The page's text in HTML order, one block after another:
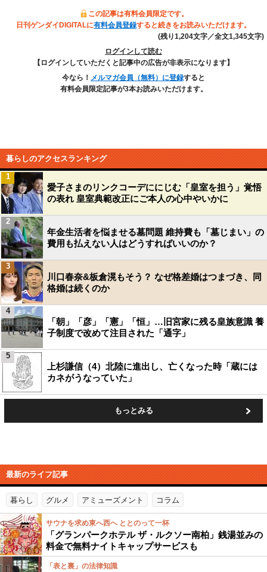
この記事は有料会員限定です。
日刊ゲンダイDIGITALに有料会員登録すると続きをお読みいただけます。
(残り1,204文字／全文1,345文字)
ログインして読む
【ログインしていただくと記事中の広告が非表示になります】
今なら！ メルマガ会員（無料）に登録すると
有料会員限定記事が3本お読みいただけます。
暮らしのアクセスランキング
愛子さまのリンクコーデににじむ「皇室を担う」覚悟
の表れ 皇室典範改正にご本人の心中やいかに
1
年金生活者を悩ませる墓問題 維持費も「墓じまい」の
費用も払えない人はどうすればいいのか？
2
川口春奈&板倉滉もそう？ なぜ格差婚はつまづき、同
格婚は続くのか
3
「朝」「彦」「憲」「恒」…旧宮家に残る皇族意識 養
子制度で改めて注目された「通字」
4
上杉謙信（4）北陸に進出し、亡くなった時「蔵には
カネがうなっていた」
5
もっとみる
最新のライフ記事
暮らし グルメ アミューズメント コラム
サウナを求め東へ西へ ととのって一杯
「グランパークホテル ザ・ルクソー南柏」銭湯並みの
料金で無料ナイトキャップサービスも
「表と裏」の法律知識